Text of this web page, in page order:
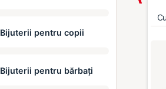
Bijuterii pentru copii
Bijuterii pentru bărbați